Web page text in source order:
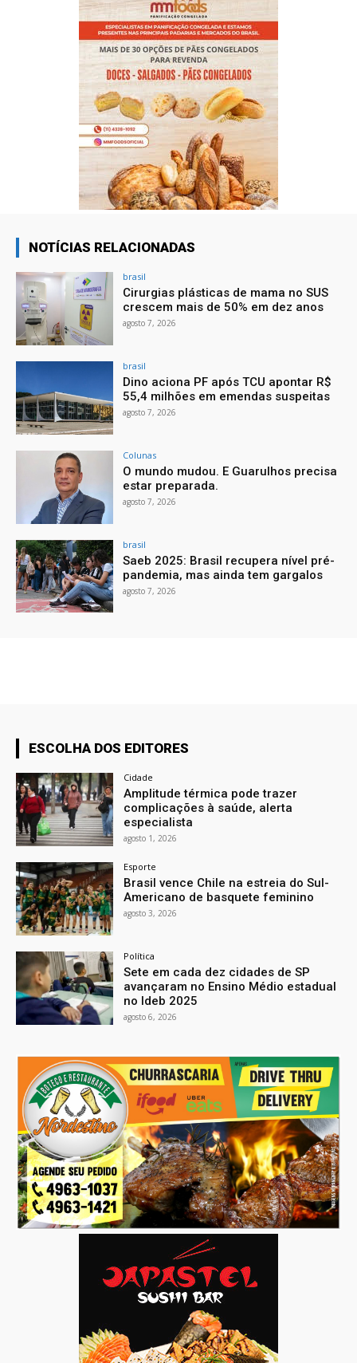
NOTÍCIAS RELACIONADAS
brasil
Cirurgias plásticas de mama no SUS
crescem mais de 50% em dez anos
agosto 7, 2026
brasil
Dino aciona PF após TCU apontar R$
55,4 milhões em emendas suspeitas
agosto 7, 2026
Colunas
O mundo mudou. E Guarulhos precisa
estar preparada.
agosto 7, 2026
brasil
Saeb 2025: Brasil recupera nível pré-
pandemia, mas ainda tem gargalos
agosto 7, 2026
ESCOLHA DOS EDITORES
Cidade
Amplitude térmica pode trazer
complicações à saúde, alerta
especialista
agosto 1, 2026
Esporte
Brasil vence Chile na estreia do Sul-
Americano de basquete feminino
agosto 3, 2026
Política
Sete em cada dez cidades de SP
avançaram no Ensino Médio estadual
no Ideb 2025
agosto 6, 2026